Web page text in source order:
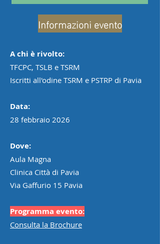
Informazioni evento
A chi è rivolto:
TFCPC, TSLB e TSRM
Iscritti all'odine TSRM e PSTRP di Pavia
Data:
28 febbraio 2026
Dove:
Aula Magna
Clinica Città di Pavia
Via Gaffurio 15 Pavia
Programma evento:
Consulta la Brochure